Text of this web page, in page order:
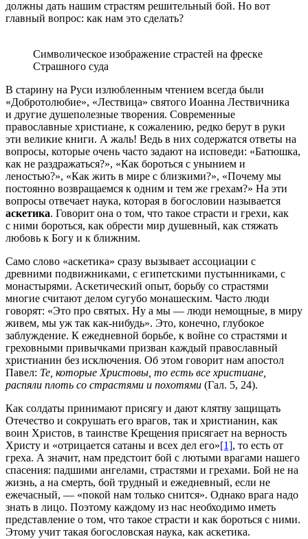
должны дать нашим страстям решительный бой. Но вот
главный вопрос: как нам это сделать?
Символическое изображение страстей на фреске
Страшного суда
В старину на Руси излюбленным чтением всегда были
«Добротолюбие», «Лествица» святого Иоанна Лествичника
и другие душеполезные творения. Современные
православные христиане, к сожалению, редко берут в руки
эти великие книги. А жаль! Ведь в них содержатся ответы на
вопросы, которые очень часто задают на исповеди: «Батюшка,
как не раздражаться?», «Как бороться с унынием и
леностью?», «Как жить в мире с близкими?», «Почему мы
постоянно возвращаемся к одним и тем же грехам?» На эти
вопросы отвечает наука, которая в богословии называется
аскетика. Говорит она о том, что такое страсти и грехи, как
с ними бороться, как обрести мир душевный, как стяжать
любовь к Богу и к ближним.
Само слово «аскетика» сразу вызывает ассоциации с
древними подвижниками, с египетскими пустынниками, с
монастырями. Аскетический опыт, борьбу со страстями
многие считают делом сугубо монашеским. Часто люди
говорят: «Это про святых. Ну а мы — люди немощные, в миру
живем, мы уж так как-нибудь». Это, конечно, глубокое
заблуждение. К ежедневной борьбе, к войне со страстями и
греховными привычками призван каждый православный
христианин без исключения. Об этом говорит нам апостол
Павел: Те, которые Христовы, то есть все христиане,
распяли плоть со страстями и похотями (Гал. 5, 24).
Как солдаты принимают присягу и дают клятву защищать
Отечество и сокрушать его врагов, так и христианин, как
воин Христов, в таинстве Крещения присягает на верность
Христу и «отрицается сатаны и всех дел его»[1], то есть от
греха. А значит, нам предстоит бой с лютыми врагами нашего
спасения: падшими ангелами, страстями и грехами. Бой не на
жизнь, а на смерть, бой трудный и ежедневный, если не
ежечасный, — «покой нам только снится». Однако врага надо
знать в лицо. Поэтому каждому из нас необходимо иметь
представление о том, что такое страсти и как бороться с ними.
Этому учит такая богословская наука, как аскетика.